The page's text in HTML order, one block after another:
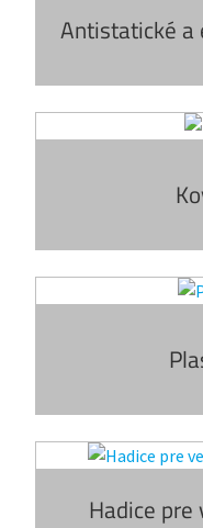
Antistatické a
Hadice pre